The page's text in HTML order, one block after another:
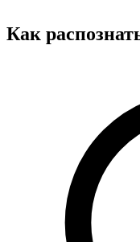
Как